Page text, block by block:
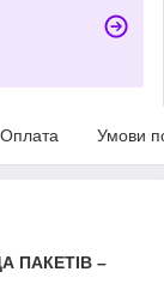
Оплата Умови
ПАКЕТІВ –